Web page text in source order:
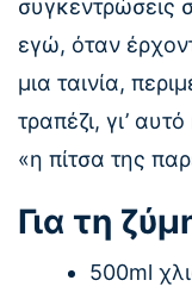
συγκεντρώσεις
εγώ, όταν
μια ταινία,
τραπέζι, γι’
«η πίτσα της
Για τη
500ml